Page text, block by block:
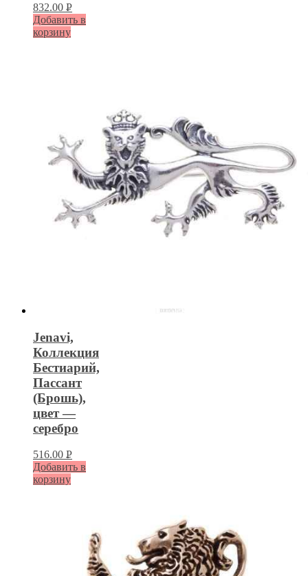
832.00 Р
УБ.
Добавить в
корзину
Jenavi,
Коллекция
Бестиарий,
Пассант
(Брошь),
цвет —
серебро
516.00 Р
УБ.
Добавить в
корзину